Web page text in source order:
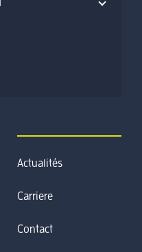
Actualités
Carriere
Contact